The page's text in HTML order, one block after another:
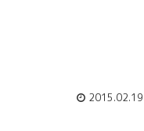
2015.02.19